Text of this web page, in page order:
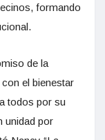
formando
de la
el bienestar
todos por su
unidad por